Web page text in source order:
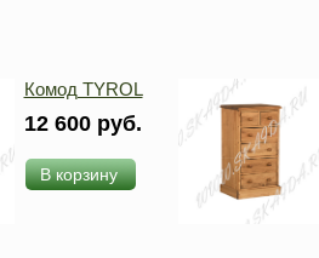
Комод TYROL
12 600 руб.
В корзину